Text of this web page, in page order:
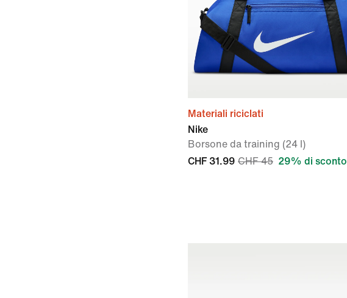
Materiali riciclati
Nike
Borsone da training (24 l)
CHF 31.99 CHF 45 29% di sconto